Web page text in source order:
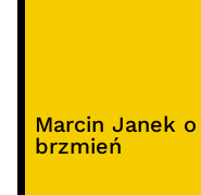
Marcin Janek
brzmień